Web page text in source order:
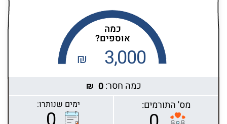
Highcharts.com
כמה
אוספים?
3,000
כמה חסר:0
₪
מס' התורמים: ימים שנותרו: